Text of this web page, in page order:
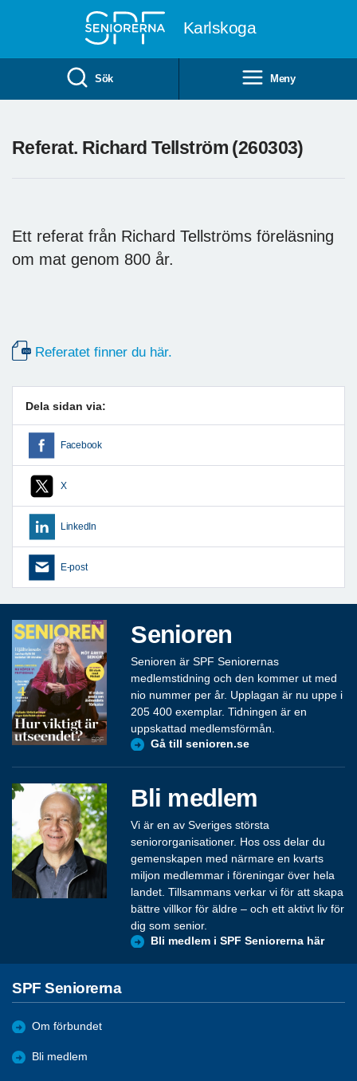
Karlskoga
Sök Meny
Referat. Richard Tellström (260303)
Ett referat från Richard Tellströms föreläsning
om mat genom 800 år.
Referatet finner du här.
Dela sidan via:
Facebook
X
LinkedIn
E-post
Senioren
Senioren är SPF Seniorernas
medlemstidning och den kommer ut med
nio nummer per år. Upplagan är nu uppe i
205 400 exemplar. Tidningen är en
uppskattad medlemsförmån.
Gå till senioren.se
Bli medlem
Vi är en av Sveriges största
seniororganisationer. Hos oss delar du
gemenskapen med närmare en kvarts
miljon medlemmar i föreningar över hela
landet. Tillsammans verkar vi för att skapa
bättre villkor för äldre – och ett aktivt liv för
dig som senior.
Bli medlem i SPF Seniorerna här
SPF Seniorerna
Om förbundet
Bli medlem